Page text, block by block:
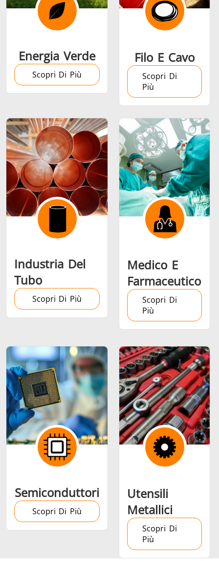
Aerospaziale Automotive
Data
Tubo
Riscaldamento,
Ventilazione e
AC
Semiconduttori
Energia Verde
Scopri Di Più
Filo E Cavo
Scopri Di
Più
Industria Del
Tubo
Scopri Di Più
Medico E
Farmaceutico
Scopri Di
Più
Semiconduttori
Scopri Di Più
Utensili
Metallici
Scopri Di
Più